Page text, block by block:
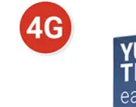
Tecnologia Utilitaria
DomoticaTendenze
Intrattenimento